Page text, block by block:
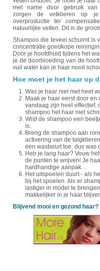
met name door gebruik van
zorgen de vetklieren op
overproductie ter
natuurlijke vetten. Dit is de
Shampoo die teveel schuimt is
concentratie goedkope
Door je hoofdhuid tijdens het
je de doorbloeding van de
vuil water kan je haar nooit
Hoe moet je het haar op
Was je haar niet met heet
Maak je haar eerst door
vandaag zijn heel effectief,
shampoo het haar niet
Wrijf de shampoo een
is.
Breng de shampoo aan
activering van de
een wasbeurt toe, dus was
Heb je lang haar? Vouw
de punten te wrijven! Je
hardhandige aanpak…
Het uitspoelen duurt - als
bij het spoelen. Als er
lastiger in model te
makkelijker in je haar
Blijvend mooi en gezond